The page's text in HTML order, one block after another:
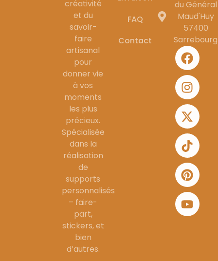
créativité
et du
savoir-
faire
artisanal
pour
donner vie
à vos
moments
les plus
précieux.
Spécialisée
dans la
réalisation
de
supports
personnalisés
– faire-
part,
stickers, et
bien
d’autres.
FAQ
Contact
du Général
Maud'Huy
57400
Sarrebourg